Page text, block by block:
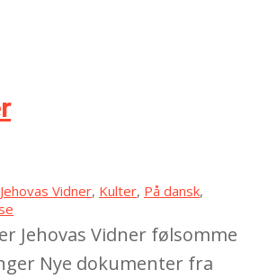
Jehovas Vidner, Kulter, På dansk,
Jehovas Vidner følsomme
Nye dokumenter fra